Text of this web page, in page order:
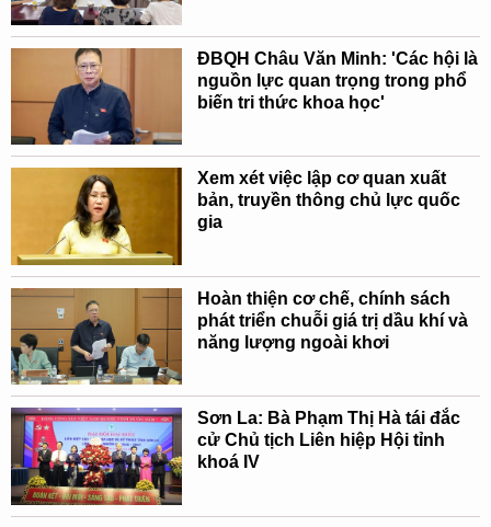
ĐBQH Châu Văn Minh: 'Các hội là
nguồn lực quan trọng trong phổ
biến tri thức khoa học'
Xem xét việc lập cơ quan xuất
bản, truyền thông chủ lực quốc
gia
Hoàn thiện cơ chế, chính sách
phát triển chuỗi giá trị dầu khí và
năng lượng ngoài khơi
Sơn La: Bà Phạm Thị Hà tái đắc
cử Chủ tịch Liên hiệp Hội tỉnh
khoá IV